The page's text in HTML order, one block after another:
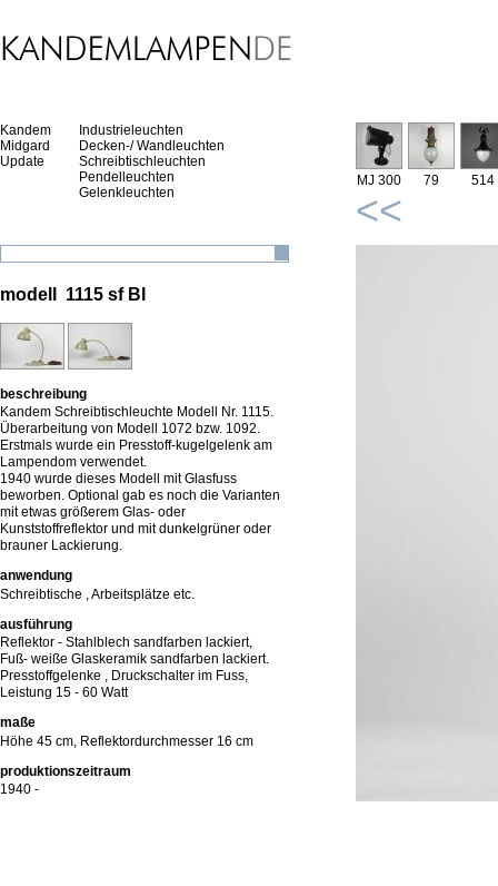
Kandem
Midgard
Update
Industrieleuchten
Decken-/ Wandleuchten
Schreibtischleuchten
Pendelleuchten
Gelenkleuchten
modell 1115 sf Bl
beschreibung
Kandem Schreibtischleuchte Modell Nr. 1115.
Überarbeitung von Modell 1072 bzw. 1092.
Erstmals wurde ein Presstoff-kugelgelenk am
Lampendom verwendet.
1940 wurde dieses Modell mit Glasfuss
beworben. Optional gab es noch die Varianten
mit etwas größerem Glas- oder
Kunststoffreflektor und mit dunkelgrüner oder
brauner Lackierung.
anwendung
Schreibtische , Arbeitsplätze etc.
ausführung
Reflektor - Stahlblech sandfarben lackiert,
Fuß- weiße Glaskeramik sandfarben lackiert.
Presstoffgelenke , Druckschalter im Fuss,
Leistung 15 - 60 Watt
maße
Höhe 45 cm, Reflektordurchmesser 16 cm
produktionszeitraum
1940 -
MJ 300 79 514
<<